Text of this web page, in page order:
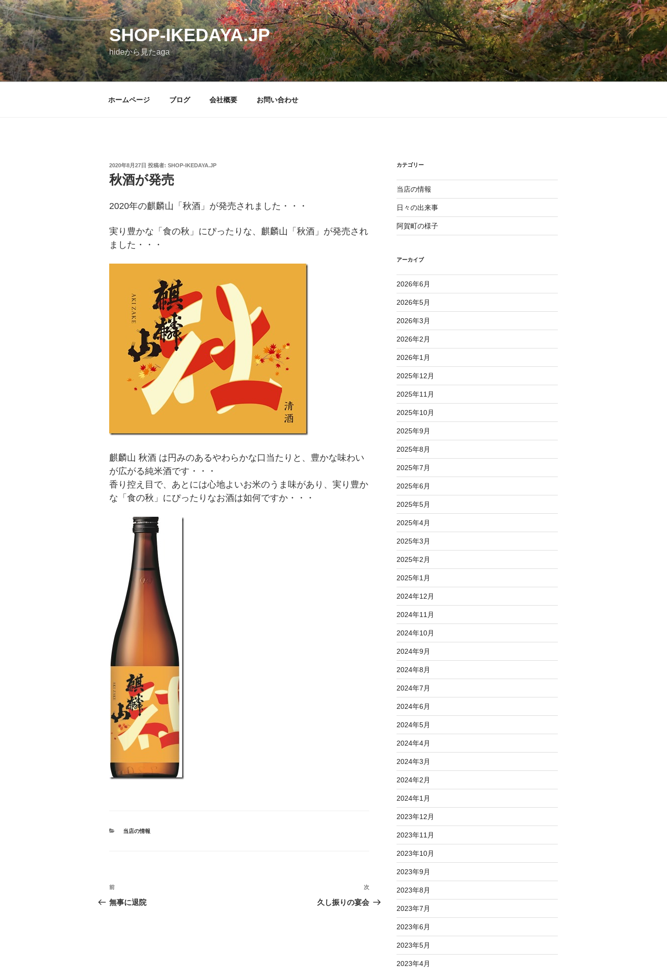
コ
ン
テ
ン
ツ
へ
ス
SHOP-IKEDAYA.JP
hideから見たaga
ホームページ ブログ 会社概要 お問い合わせ
投
稿
日:
2020年8月27日 投稿者: SHOP-IKEDAYA.JP
秋酒が発売
2020年の麒麟山「秋酒」が発売されました・・・
実り豊かな「食の秋」にぴったりな、麒麟山「秋酒」が発売され
ました・・・
麒麟山 秋酒 は円みのあるやわらかな口当たりと、豊かな味わい
が広がる純米酒です・・・
香り控え目で、あとには心地よいお米のうま味があり、実り豊か
な「食の秋」にぴったりなお酒は如何ですか・・・
カ
当店の情報
投
稿
過
去
前
無事に退院
の
次
久し振りの宴会
カテゴリー
当店の情報
日々の出来事
阿賀町の様子
アーカイブ
2026年6月
2026年5月
2026年3月
2026年2月
2026年1月
2025年12月
2025年11月
2025年10月
2025年9月
2025年8月
2025年7月
2025年6月
2025年5月
2025年4月
2025年3月
2025年2月
2025年1月
2024年12月
2024年11月
2024年10月
2024年9月
2024年8月
2024年7月
2024年6月
2024年5月
2024年4月
2024年3月
2024年2月
2024年1月
2023年12月
2023年11月
2023年10月
2023年9月
2023年8月
2023年7月
2023年6月
2023年5月
2023年4月